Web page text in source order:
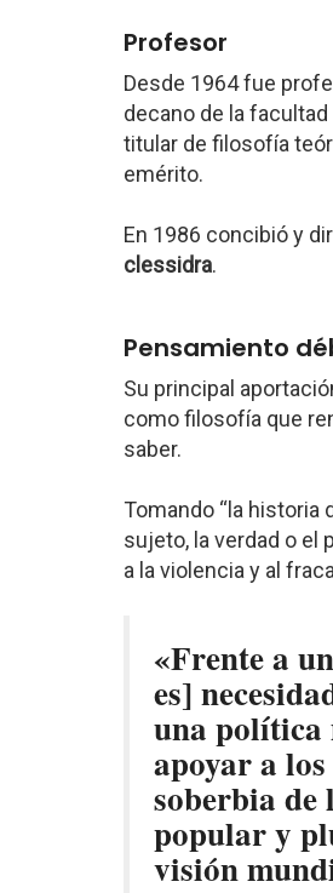
Profesor
Desde 1964 fue
decano de la
titular de filosofía
emérito.
En 1986 concibió y
clessidra.
Pensamiento
Su principal
como filosofía que
saber.
Tomando “la historia
sujeto, la verdad o el
a la violencia y al
«Frente a
es]
una política
apoyar a
soberbia
popular y
visión